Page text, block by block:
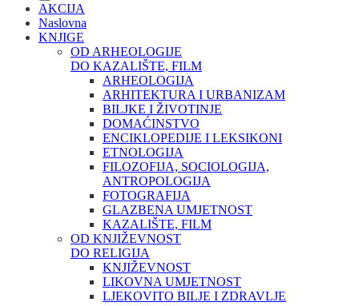
AKCIJA
Naslovna
KNJIGE
OD ARHEOLOGIJE
DO KAZALIŠTE, FILM
ARHEOLOGIJA
ARHITEKTURA I URBANIZAM
BILJKE I ŽIVOTINJE
DOMAĆINSTVO
ENCIKLOPEDIJE I LEKSIKONI
ETNOLOGIJA
FILOZOFIJA, SOCIOLOGIJA,
ANTROPOLOGIJA
FOTOGRAFIJA
GLAZBENA UMJETNOST
KAZALIŠTE, FILM
OD KNJIŽEVNOST
DO RELIGIJA
KNJIŽEVNOST
LIKOVNA UMJETNOST
LJEKOVITO BILJE I ZDRAVLJE